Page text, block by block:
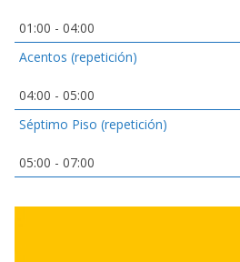
01:00 - 04:00
Acentos (repetición)
04:00 - 05:00
Séptimo Piso (repetición)
05:00 - 07:00